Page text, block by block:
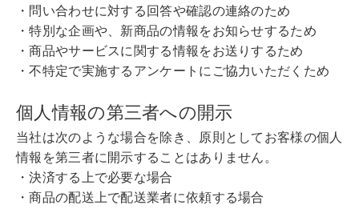
・問い合わせに対する回答や確認の連絡のため
・特別な企画や、新商品の情報をお知らせするため
・商品やサービスに関する情報をお送りするため
・不特定で実施するアンケートにご協力いただくため
個人情報の第三者への開示
当社は次のような場合を除き、原則としてお客様の個人
情報を第三者に開示することはありません。
・決済する上で必要な場合
・商品の配送上で配送業者に依頼する場合